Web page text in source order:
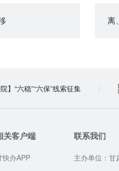
离
院】“六稳”“六保”线索征集
关客户端
快办APP
联系我们
主办单位：甘